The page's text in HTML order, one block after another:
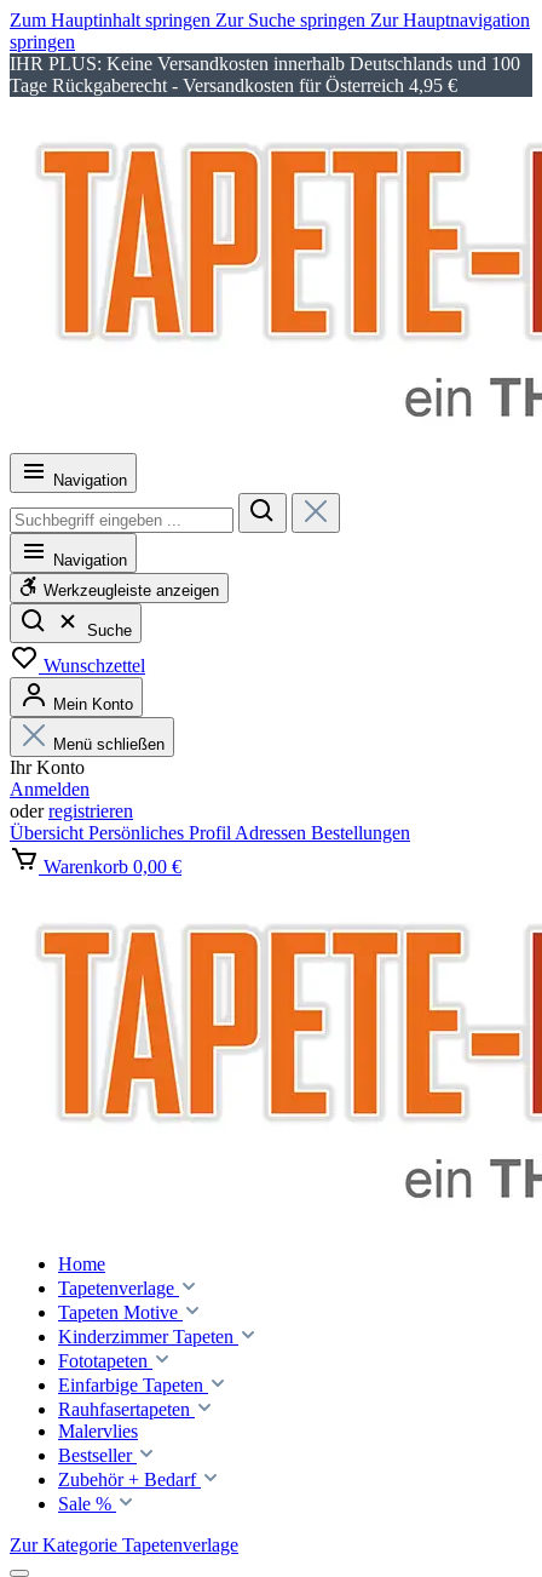
Zum Hauptinhalt springen Zur Suche springen Zur Hauptnavigation
springen
IHR PLUS: Keine Versandkosten innerhalb Deutschlands und 100
Tage Rückgaberecht - Versandkosten für Österreich 4,95 €
Navigation
Navigation
Werkzeugleiste anzeigen
Suche
Wunschzettel
Mein Konto
Menü schließen
Ihr Konto
Anmelden
oderregistrieren
Übersicht Persönliches Profil Adressen Bestellungen
Warenkorb 0,00 €
Home
Tapetenverlage
Tapeten Motive
Kinderzimmer Tapeten
Fototapeten
Einfarbige Tapeten
Rauhfasertapeten
Malervlies
Bestseller
Zubehör + Bedarf
Sale %
Zur Kategorie Tapetenverlage